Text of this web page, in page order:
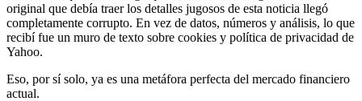
original que debía traer los detalles jugosos de esta noticia llegó
completamente corrupto. En vez de datos, números y análisis, lo que
recibí fue un muro de texto sobre cookies y política de privacidad de
Yahoo.
Eso, por sí solo, ya es una metáfora perfecta del mercado financiero
actual.